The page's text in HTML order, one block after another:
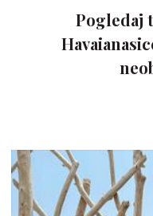
Pogledaj